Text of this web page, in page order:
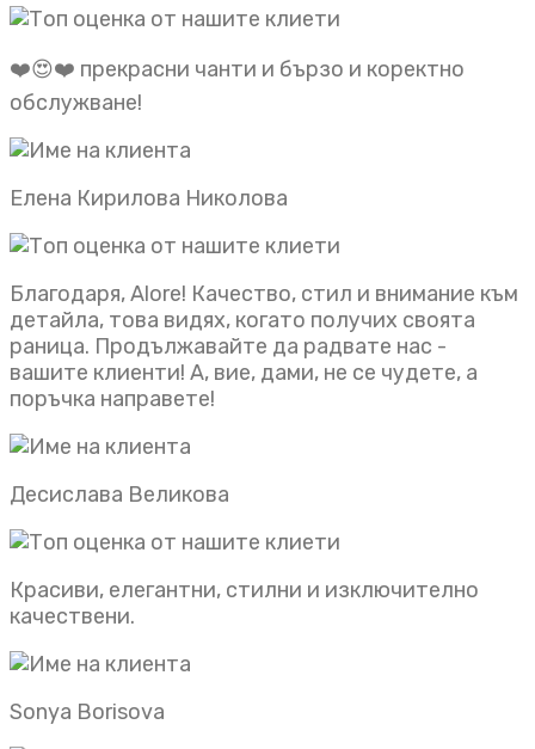
❤️😍❤️ прекрасни чанти и бързо и коректно
обслужване!
Елена Кирилова Николова
Благодаря, Alore! Качество, стил и внимание към
детайла, това видях, когато получих своята
раница. Продължавайте да радвате нас -
вашите клиенти! А, вие, дами, не се чудете, а
поръчка направете!
Десислава Великова
Красиви, елегантни, стилни и изключително
качествени.
Sonya Borisova